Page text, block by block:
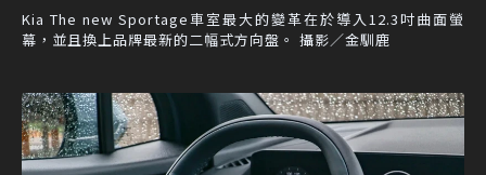
Kia The new Sportage車室最大的變革在於導入12.3吋曲面螢
幕，並且換上品牌最新的二幅式方向盤。 攝影／金馴鹿